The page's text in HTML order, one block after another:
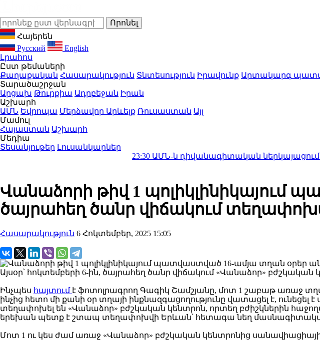
Հայերեն
Русский
English
Լրահոս
Ըստ թեմաների
Քաղաքական Հասարակություն Տնտեսություն Իրավունք Արտակարգ
Տարածաշրջան
Արցախ Թուրքիա Ադրբեջան Իրան
Աշխարհ
ԱՄՆ Եվրոպա Մերձավոր Արևելք Ռուսաստան Այլ
Մամուլ
Հայաստան Աշխարհ
Մեդիա
Տեսանյութեր Լուսանկարներ
ԱՄՆ-ն դիվանագիտական ներկայացում է
Վանաձորի թիվ 1 պոլիկլինիկայում
ծայրահեղ ծանր վիճակում
Հասարակություն 6 Հոկտեմբեր, 2025 15:05
Այսօր՝ հոկտեմբերի 6-ին, ծայրահեղ ծանր վիճակում «Վանաձոր»
Ինչպես հայտում է ֆոտոլրագրող Գագիկ Շամշյանը, մոտ 1 շաբաթ առաջ
ինչից հետո մի քանի օր տղայի ինքնազգացողությունը վատացել է,
տեղափոխել են «Վանաձոր» բժշկական կենտրոն, որտեղ բժիշկներին
երեխան պետք է շտապ տեղափոխվի Երևան՝ հետագա նեղ մասնագիտական
Մոտ 1 ու կես ժամ առաջ «Վանաձոր» բժշկական կենտրոնից